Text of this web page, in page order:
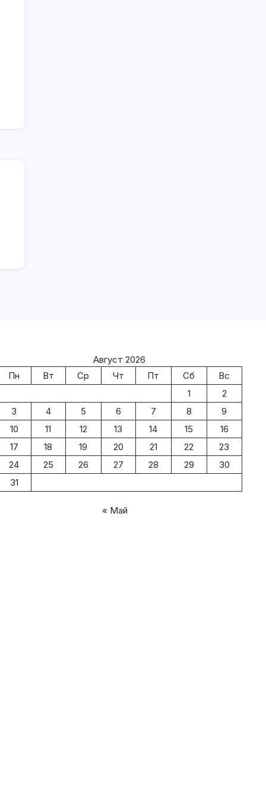
Август 2026
Пн
Вт Ср Чт Пт Сб
Вс
1
2
3
4 5 6 7 8
9
10
11 12 13 14 15
16
17
18 19 20 21 22
23
24
25 26 27 28 29
30
31
« Май